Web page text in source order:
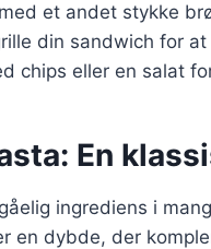
et andet stykke
din sandwich for
chips eller en salat
En
ingrediens i
en dybde, der